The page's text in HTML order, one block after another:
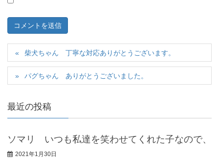
柴犬ちゃん 丁寧な対応ありがとうございます。
パグちゃん ありがとうございました。
最近の投稿
ソマリ いつも私達を笑わせてくれた子なので、
2021年1月30日